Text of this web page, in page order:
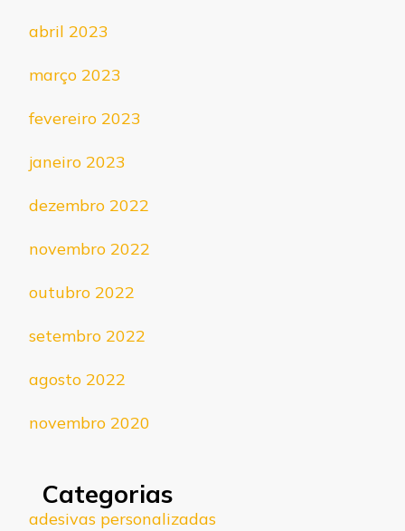
abril 2023
março 2023
fevereiro 2023
janeiro 2023
dezembro 2022
novembro 2022
outubro 2022
setembro 2022
agosto 2022
novembro 2020
Categorias
adesivas personalizadas